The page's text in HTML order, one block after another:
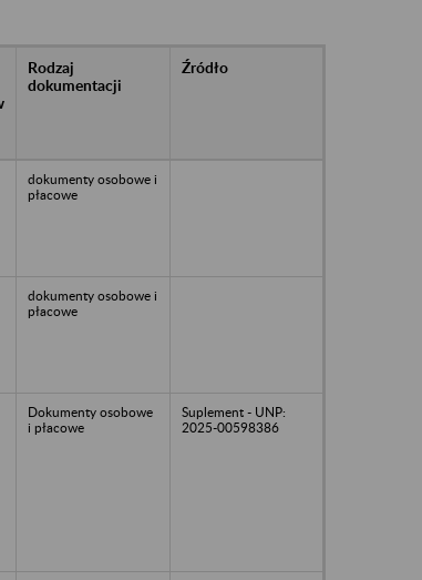
Rodzaj
dokumentacji
Źródło
dokumenty osobowe i
płacowe
dokumenty osobowe i
płacowe
Dokumenty osobowe
i płacowe
Suplement - UNP:
2025-00598386